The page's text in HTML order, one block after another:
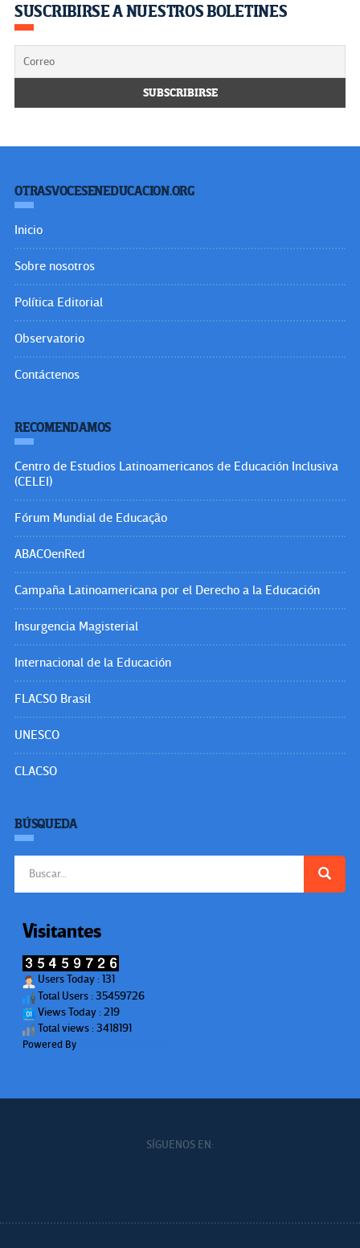
SUSCRIBIRSE A NUESTROS BOLETINES
OTRASVOCESENEDUCACION.ORG
Inicio
Sobre nosotros
Política Editorial
Observatorio
Contáctenos
RECOMENDAMOS
Centro de Estudios Latinoamericanos de Educación Inclusiva
(CELEI)
Fórum Mundial de Educação
ABACOenRed
Campaña Latinoamericana por el Derecho a la Educación
Insurgencia Magisterial
Internacional de la Educación
FLACSO Brasil
UNESCO
CLACSO
BÚSQUEDA
Visitantes
Users Today : 131
Total Users : 35459726
Views Today : 219
Total views : 3418191
Powered By
SÍGUENOS EN: